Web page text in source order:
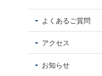
よくあるご質問
アクセス
お知らせ